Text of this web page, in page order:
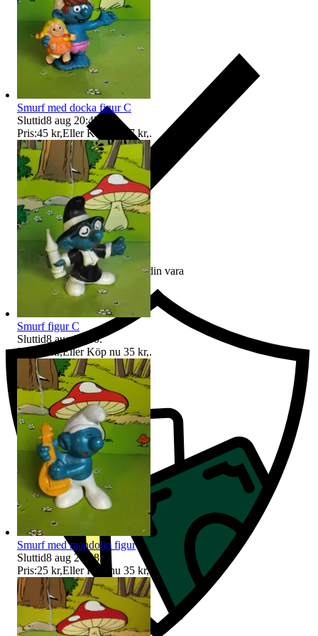
Ersättning om du inte får din vara
Smurf med docka figur C
Sluttid8 aug 20:45
Pris:45 kr,Eller Köp nu 67 kr,.
Smurf figur C
Sluttid8 aug 20:50.
Pris:
25 kr,Eller Köp nu 35 kr,.
Smurf med mandolin figur
Sluttid8 aug 21:48.
Pris:25 kr,Eller Köp nu 35 kr,